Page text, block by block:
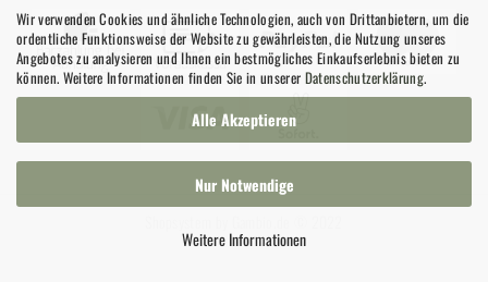
Wir verwenden Cookies und ähnliche Technologien, auch von Drittanbietern, um die
ordentliche Funktionsweise der Website zu gewährleisten, die Nutzung unseres
Angebotes zu analysieren und Ihnen ein bestmögliches Einkaufserlebnis bieten zu
können. Weitere Informationen finden Sie in unserer Datenschutzerklärung.
Alle Akzeptieren
Nur Notwendige
Weitere Informationen